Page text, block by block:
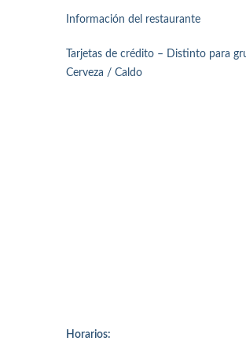
Información del restaurante
Tarjetas de crédito – Distinto para
Cerveza / Caldo
Horarios: